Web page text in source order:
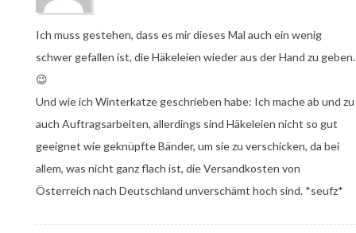
Ich muss gestehen, dass es mir dieses Mal auch ein wenig
schwer gefallen ist, die Häkeleien wieder aus der Hand zu geben.
😉
Und wie ich Winterkatze geschrieben habe: Ich mache ab und zu
auch Auftragsarbeiten, allerdings sind Häkeleien nicht so gut
geeignet wie geknüpfte Bänder, um sie zu verschicken, da bei
allem, was nicht ganz flach ist, die Versandkosten von
Österreich nach Deutschland unverschämt hoch sind. *seufz*